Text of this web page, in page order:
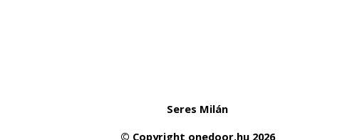
Seres Milán
© Copyright onedoor.hu2026